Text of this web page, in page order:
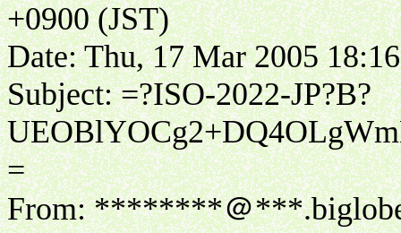
+0900 (JST)
Date: Thu, 17 Mar 2005
Subject: =?ISO-2022-JP?B?
=
From: ********＠